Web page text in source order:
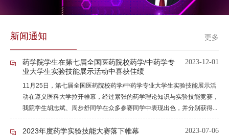
更多
新闻通知
2023-12-01
药学院学生在第七届全国医药院校药学/中药学专
业大学生实验技能展示活动中喜获佳绩
11月25日，第七届全国医药院校药学/中药学专业大学生实验技能展示活
动在遵义医科大学拉开帷幕，经过紧张的药学理论知识与实验技能竞赛，
我院学生胡志斌、周步舒同学在众多参赛同学中表现出色，并分别获得...
2023-07-06
2023年度药学实验技能大赛落下帷幕